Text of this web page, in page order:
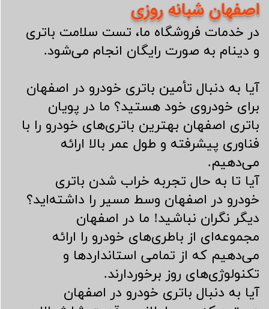
اصفهان شبانه روزی
​​​​​​​در خدمات فروشگاه ما، تست سلامت باتری
و دینام به صورت رایگان انجام می‌شود.
​​​​​​​آیا به دنبال تأمین باتری خودرو در اصفهان
برای خودروی خود هستید؟ ما در پویان
باتری اصفهان بهترین باتری‌های خودرو را با
فناوری پیشرفته و طول عمر بالا ارائه
می‌دهیم.​​​​​​​
آیا تا به حال تجربه خراب شدن باتری
خودرو در اصفهان وسط مسیر را داشته‌اید؟
دیگر نگران نباشید! ما در اصفهان
مجموعه‌ای از باطری‌های خودرو را ارائه
می‌دهیم که از تمامی استانداردها و
تکنولوژی‌های روز برخوردارند.
​​​​​​​آیا به دنبال باتری خودرو در اصفهان